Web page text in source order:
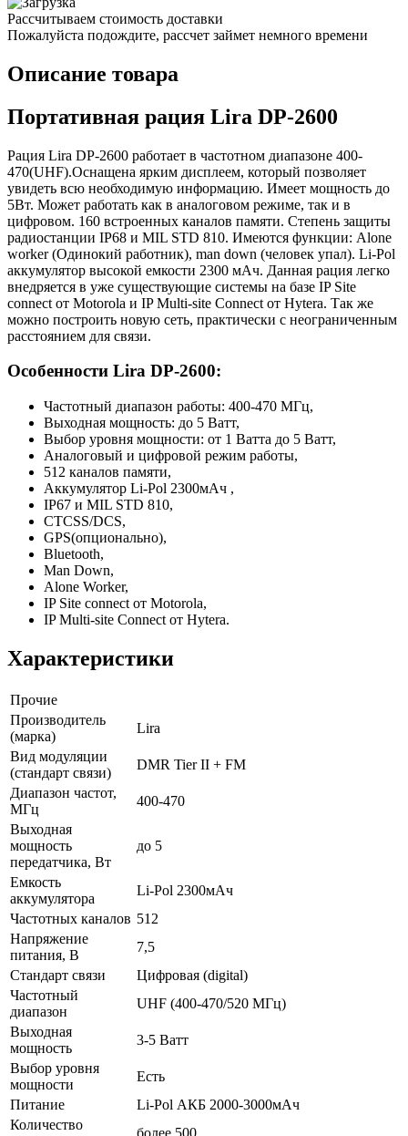
Рассчитываем стоимость доставки
Пожалуйста подождите, рассчет займет немного времени
Описание товара
Портативная рация Lira DP-2600
Рация Lira DP-2600 работает в частотном диапазоне 400-
470(UHF).Оснащена ярким дисплеем, который позволяет
увидеть всю необходимую информацию. Имеет мощность до
5Вт. Может работать как в аналоговом режиме, так и в
цифровом. 160 встроенных каналов памяти. Степень защиты
радиостанции IP68 и MIL STD 810. Имеются функции: Alone
worker (Одинокий работник), man down (человек упал). Li-Pol
аккумулятор высокой емкости 2300 мАч. Данная рация легко
внедряется в уже существующие системы на базе IP Site
connect от Motorolа и IP Multi-site Connect от Hytera. Так же
можно построить новую сеть, практически с неограниченным
расстоянием для связи.
Особенности Lira DP-2600:
Частотный диапазон работы: 400-470 МГц,
Bыходная мощность: до 5 Ватт,
Bыбор уровня мощности: от 1 Ватта до 5 Ватт,
Аналоговый и цифровой режим работы,
512 каналов памяти,
Аккумулятор Li-Pol 2300мАч ,
IP67 и MIL STD 810,
CTCSS/DCS,
GPS(опционально),
Bluetooth,
Man Down,
Alone Worker,
IP Site connect от Motorolа,
IP Multi-site Connect от Hytera.
Характеристики
Прочие
Производитель
(марка)
Lira
Вид модуляции
(стандарт связи)
DMR Tier II + FM
Диапазон частот,
МГц
400-470
Выходная
мощность
передатчика, Вт
до 5
Емкость
аккумулятора
Li-Pol 2300мАч
Частотных каналов 512
Напряжение
питания, В
7,5
Стандарт связи
Цифровая (digital)
Частотный
диапазон
UHF (400-470/520 МГц)
Выходная
мощность
3-5 Ватт
Выбор уровня
мощности
Есть
Питание
Li-Pol АКБ 2000-3000мАч
Количество
более 500